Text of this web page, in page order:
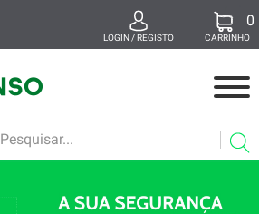
LOGIN / REGISTO CARRINHO
0
MEDICAMENTOS
BELEZA
SAÚDE E BEM-ESTAR